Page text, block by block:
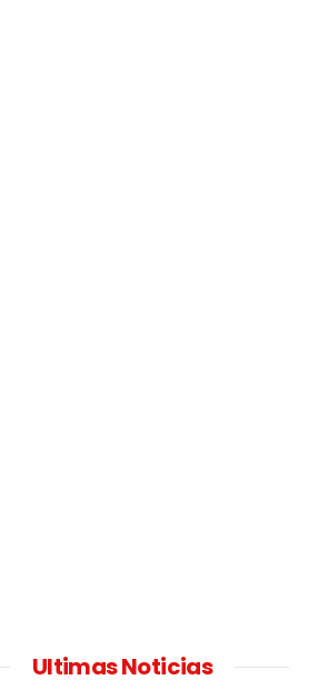
Ultimas Noticias